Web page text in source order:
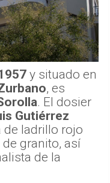
y situado en
, es
. El dosier
Gutiérrez
de ladrillo rojo
granito, así
de la